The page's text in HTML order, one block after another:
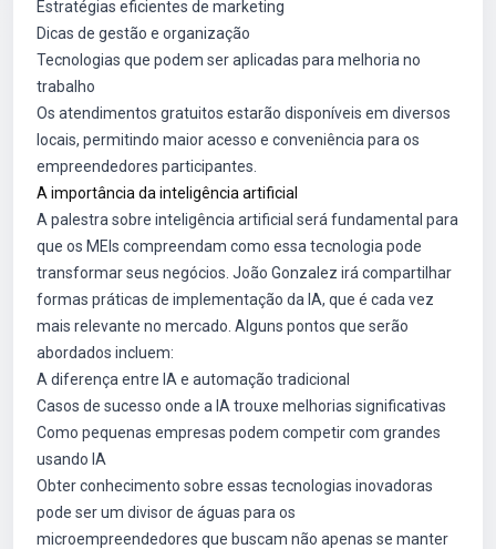
Estratégias eficientes de marketing
Dicas de gestão e organização
Tecnologias que podem ser aplicadas para melhoria no
trabalho
Os atendimentos gratuitos estarão disponíveis em diversos
locais, permitindo maior acesso e conveniência para os
empreendedores participantes.
A importância da inteligência artificial
A palestra sobre inteligência artificial será fundamental para
que os MEIs compreendam como essa tecnologia pode
transformar seus negócios. João Gonzalez irá compartilhar
formas práticas de implementação da IA, que é cada vez
mais relevante no mercado. Alguns pontos que serão
abordados incluem:
A diferença entre IA e automação tradicional
Casos de sucesso onde a IA trouxe melhorias significativas
Como pequenas empresas podem competir com grandes
usando IA
Obter conhecimento sobre essas tecnologias inovadoras
pode ser um divisor de águas para os
microempreendedores que buscam não apenas se manter